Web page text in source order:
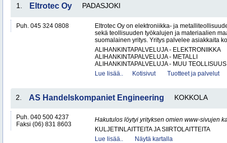
1. Eltrotec Oy PADASJOKI
Puh. 045 324 0808
Eltrotec Oy on elektroniikka- ja
sekä teollisuuden työkalujen ja materiaalien
suomalainen yritys. Yritys palvelee asiakkaita
ALIHANKINTAPALVELUJA - ELEKTRONIIKKA
ALIHANKINTAPALVELUJA - METALLI
ALIHANKINTAPALVELUJA - MUU
Lue lisää..
Kotisivut Tuotteet ja palvelut
2. AS Handelskompaniet Engineering KOKKOLA
Puh. 040 500 4237
Faksi (06) 831 8603
Hakutulos löytyi yrityksen omien www-sivujen
KULJETINLAITTEITA JA SIIRTOLAITTEITA
Lue lisää..
Näytä kartalla